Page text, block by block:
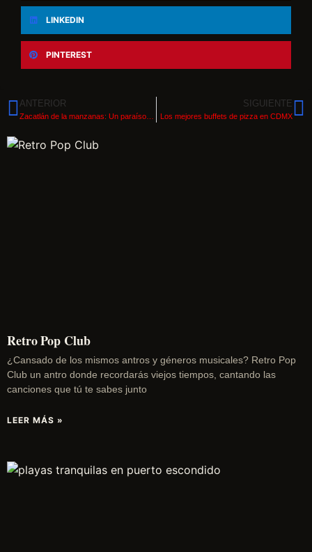
LINKEDIN
PINTEREST
ANTERIOR SIGUIENTE
Los mejores buffets de pizza en CDMX
Retro Pop Club
¿Cansado de los mismos antros y géneros musicales? Retro Pop
Club un antro donde recordarás viejos tiempos, cantando las
canciones que tú te sabes junto
LEER MÁS »